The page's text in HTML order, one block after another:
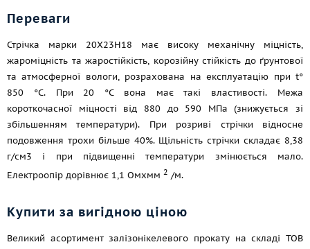
Переваги
Стрічка марки 20Х23Н18 має високу механічну міцність,
жароміцність та жаростійкість, корозійну стійкість до ґрунтової
та атмосферної вологи, розрахована на експлуатацію при t°
850 °C. При 20 °C вона має такі властивості. Межа
короткочасної міцності від 880 до 590 МПа (знижується зі
збільшенням температури). При розриві стрічки відносне
подовження трохи більше 40%. Щільність стрічки складає 8,38
г/см3 і при підвищенні температури змінюється мало.
Електроопір дорівнює 1,1 Омxмм 2 /м.
Купити за вигідною ціною
Великий асортимент залізонікелевого прокату на складі ТОВ